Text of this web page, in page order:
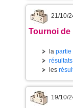
21/10/
Tournoi de
la partie
les
19/10/